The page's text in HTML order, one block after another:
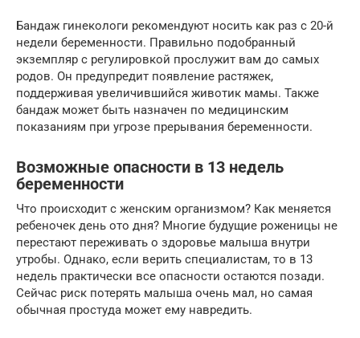
Бандаж гинекологи рекомендуют носить как раз с 20-й
недели беременности. Правильно подобранный
экземпляр с регулировкой прослужит вам до самых
родов. Он предупредит появление растяжек,
поддерживая увеличившийся животик мамы. Также
бандаж может быть назначен по медицинским
показаниям при угрозе прерывания беременности.
Возможные опасности в 13 недель
беременности
Что происходит с женским организмом? Как меняется
ребеночек день ото дня? Многие будущие роженицы не
перестают переживать о здоровье малыша внутри
утробы. Однако, если верить специалистам, то в 13
недель практически все опасности остаются позади.
Сейчас риск потерять малыша очень мал, но самая
обычная простуда может ему навредить.